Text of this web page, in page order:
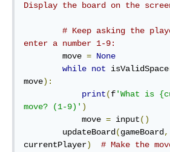
Display the board on the
# Keep asking the
enter a number 1-9:
        move
= None
while not isValidSpace
move):
print(f'What is
move? (1-9)' )
            move
= input()
        updateBoard
(gameBoard ,
currentPlayer) # Make the